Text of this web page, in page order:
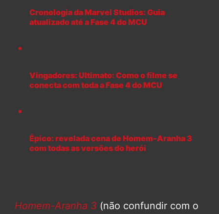
Cronologia da Marvel Studios: Guia
atualizado até a Fase 4 do MCU
Vingadores: Ultimato: Como o filme se
conecta com toda a Fase 4 do MCU
Épico: revelada cena de Homem-Aranha 3
com todas as versões do herói
Homem-Aranha 3 (não confundir com o